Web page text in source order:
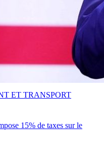
15% de taxes sur le
ET TRANSPORT